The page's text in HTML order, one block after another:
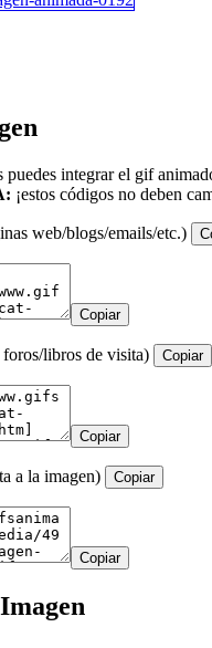
puedes integrar el gif
¡estos códigos no deben
web/blogs/emails/etc.)
Copiar
foros/libros de visita) Copiar
Copiar
a la imagen) Copiar
Copiar